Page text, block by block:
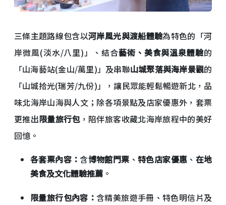
三條主題路線包含以河岸風光與渡船體驗為特色的「河
岸微風(淡水/八里)」、結合藝術、美食與溫泉體驗的
「山海藝站(金山/萬里)」及串聯山城聚落與海岸景觀的
「山城拾光(瑞芳/九份)」，讓民眾能輕鬆暢遊新北，品
味北海岸山海與人文；除各項景點及店家優惠外，套票
更推出限量旅行包，陪伴旅客收藏北海岸旅程中的美好
回憶。
各套票內容：含博物館門票 、 特色店家優惠 、 在地
美食及文化體驗推薦 。
限量旅行包內容：含精美旅遊手冊、特色明信片及